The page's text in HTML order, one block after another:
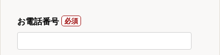
お電話番号